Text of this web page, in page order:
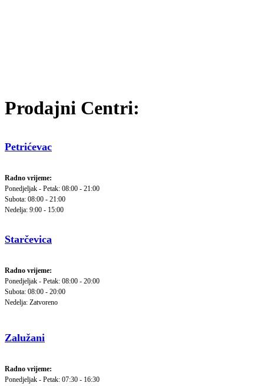
Prodajni Centri:
Petrićevac
Radno vrijeme:
Ponedjeljak - Petak: 08:00 - 21:00
Subota: 08:00 - 21:00
Nedelja: 9:00 - 15:00
Starčevica
Radno vrijeme:
Ponedjeljak - Petak: 08:00 - 20:00
Subota: 08:00 - 20:00
Nedelja: Zatvoreno
Zalužani
Radno vrijeme:
Ponedjeljak - Petak: 07:30 - 16:30